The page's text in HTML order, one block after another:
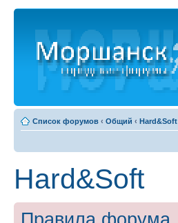
Список форумов ‹ Общий ‹ Hard&Soft
Hard&Soft